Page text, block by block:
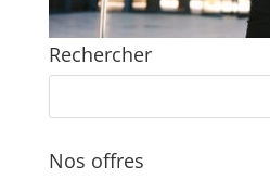
Rechercher
Nos offres